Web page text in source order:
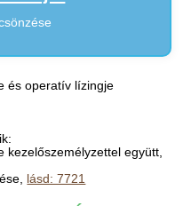
és operatív lízingje
kezelőszemélyzettel együtt,
lásd: 7721